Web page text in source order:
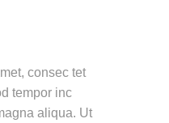
consec tet
tempor inc
aliqua. Ut